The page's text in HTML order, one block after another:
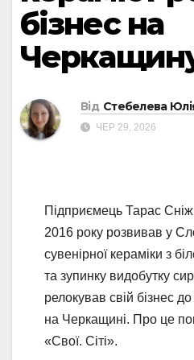
бізнес на
Від Стебелева
ЧЕР 29, 2026
Підприємець Тарас
2016 року розвивав у
сувенірної кераміки з
та зупинку видобутку
релокував свій бізнес
на Черкащині. Про це
«Свої. Сіті».